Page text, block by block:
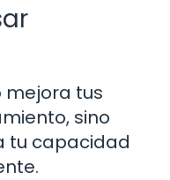
mejora tus
sino
tu capacidad